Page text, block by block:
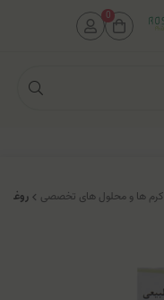
کرم ها و محلول های تخصصی روغن
0